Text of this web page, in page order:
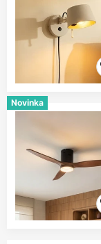
Novinka